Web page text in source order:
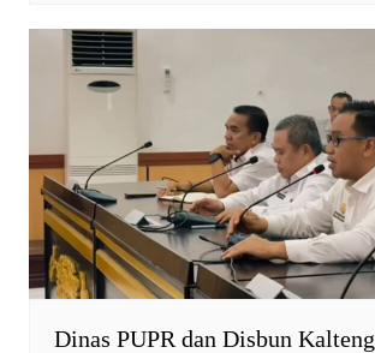
Dinas PUPR dan Disbun Kalteng